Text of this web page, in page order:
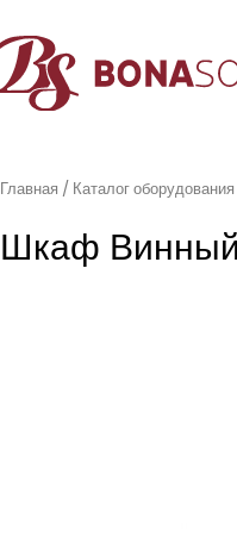
Главная Каталог оборудования
Шкаф Винный